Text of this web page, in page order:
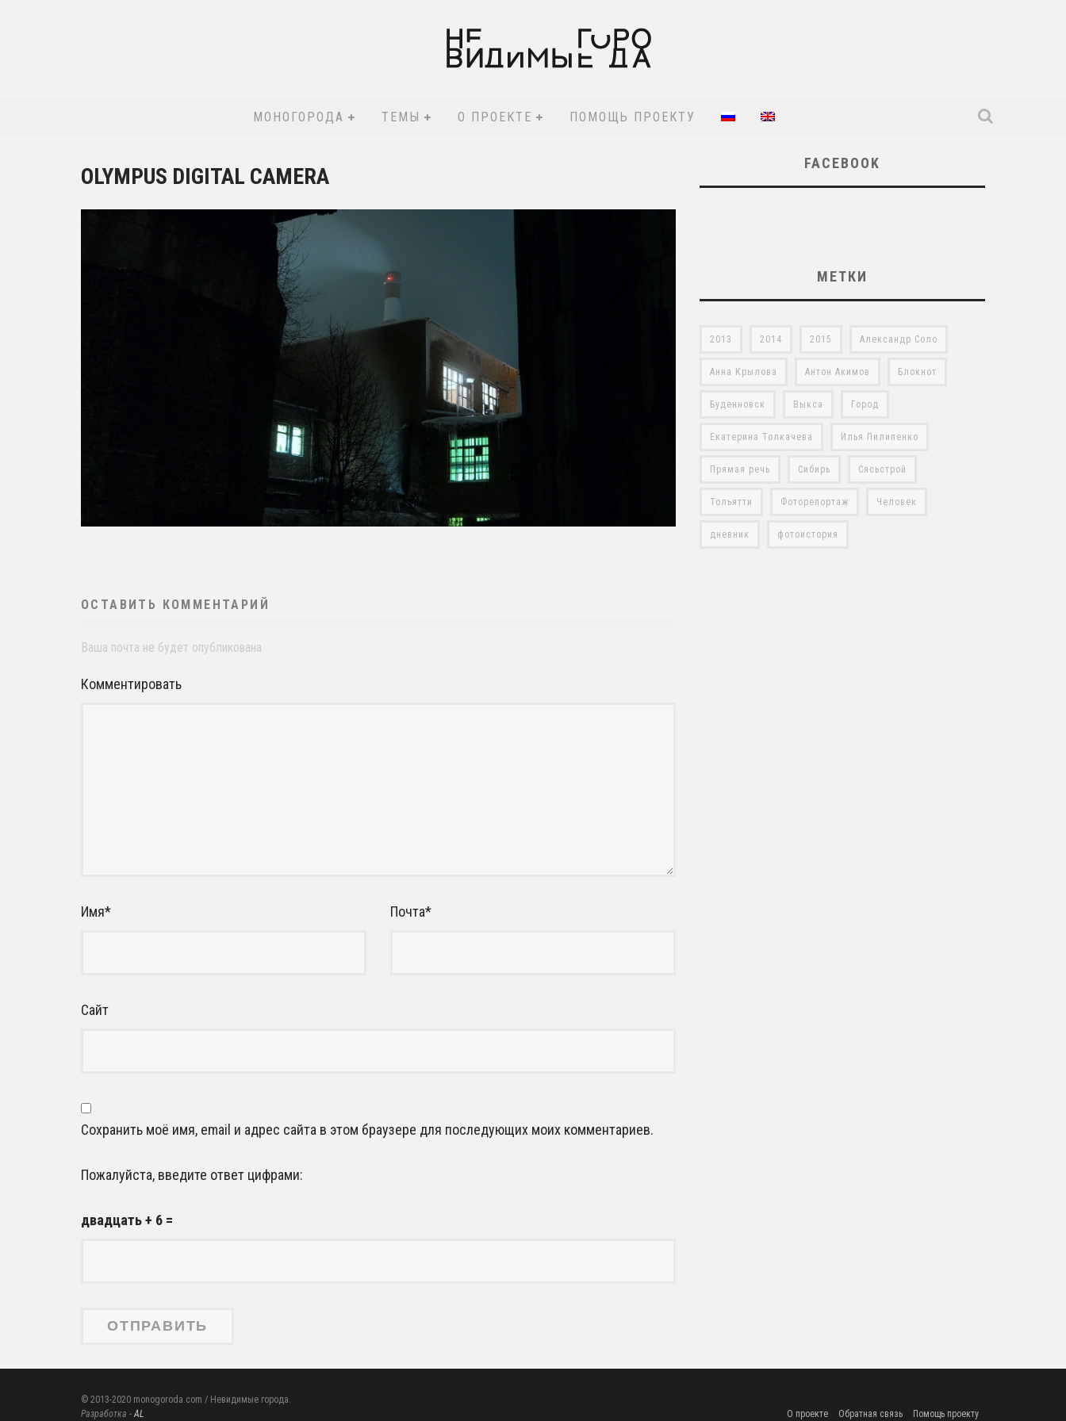
МОНОГОРОДА ТЕМЫ О ПРОЕКТЕ ПОМОЩЬ ПРОЕКТУ
OLYMPUS DIGITAL CAMERA
ОСТАВИТЬ КОММЕНТАРИЙ
Ваша почта не будет опубликована
Комментировать
Имя* Почта*
Сайт
Сохранить моё имя, email и адрес сайта в этом браузере для последующих моих комментариев.
Пожалуйста, введите ответ цифрами:
двадцать + 6 =
FACEBOOK
МЕТКИ
2013 2014 2015 Александр Соло
Анна Крылова Антон Акимов Блокнот
Буденновск Выкса Город
Екатерина Толкачева Илья Пилипенко
Прямая речь Сибирь Сясьстрой
Тольятти Фоторепортаж Человек
дневник фотоистория
© 2013-2020 monogoroda.com / Невидимые города.
Разработка -AL О проекте Обратная связь Помощь проекту